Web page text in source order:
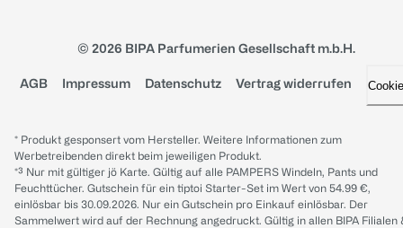
© 2026 BIPA Parfumerien Gesellschaft m.b.H.
AGB Impressum Datenschutz Vertrag widerrufen
* Produkt gesponsert vom Hersteller. Weitere Informationen zum
Werbetreibenden direkt beim jeweiligen Produkt.
*³ Nur mit gültiger jö Karte. Gültig auf alle PAMPERS Windeln, Pants und
Feuchttücher. Gutschein für ein tiptoi Starter-Set im Wert von 54.99 €,
einlösbar bis 30.09.2026. Nur ein Gutschein pro Einkauf einlösbar. Der
Sammelwert wird auf der Rechnung angedruckt. Gültig in allen BIPA Filialen